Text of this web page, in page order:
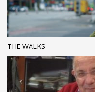
THE WALKS